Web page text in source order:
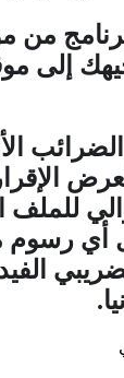
من
إلى
للملف
أي رسوم
.